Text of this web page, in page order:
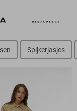
Spijkerjasjes